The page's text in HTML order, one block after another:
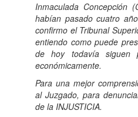
Inmaculada Concepción
habían pasado cuatro
confirmo el Tribunal
entiendo como puede
de hoy todavía siguen
económicamente.
Para una mejor
al Juzgado, para
de la INJUSTICIA.